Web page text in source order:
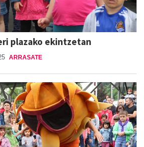
plazako ekintzetan
ARRASATE